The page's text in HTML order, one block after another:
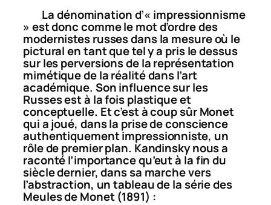
La dénomination d’« impressionnisme
» est donc comme le mot d’ordre des
modernistes russes dans la mesure où le
pictural en tant que tel y a pris le dessus
sur les perversions de la représentation
mimétique de la réalité dans l’art
académique. Son influence sur les
Russes est à la fois plastique et
conceptuelle. Et c’est à coup sûr Monet
qui a joué, dans la prise de conscience
authentiquement impressionniste, un
rôle de premier plan. Kandinsky nous a
raconté l’importance qu’eut à la fin du
siècle dernier, dans sa marche vers
l’abstraction, un tableau de la série des
Meules de Monet (1891) :